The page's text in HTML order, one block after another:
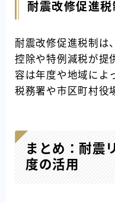
耐震改修促進税
耐震改修促進税制は
控除や特例減税が提
容は年度や地域によ
税務署や市区町村役
まとめ：耐震
度の活用